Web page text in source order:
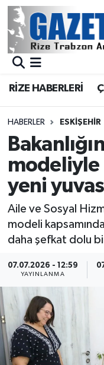
RİZE HABERLERİ
HABERLER ESKIŞEHIR
modeliyle
yeni
Aile ve Sosyal
modeli
daha şefkat dolu
07.07.2026 - 12:59
YAYINLANMA
BÖLGEMİZ
Asayiş
Rize Jandarma
Bilim Teknoloji
Bölge
Advertising
ÇEVRE
Dış Haberler
Dünya
Merkez
Merkez Trafik
Süper Lig Puan
Tüm Manşetler
Son Dakika
Haber Arşivi